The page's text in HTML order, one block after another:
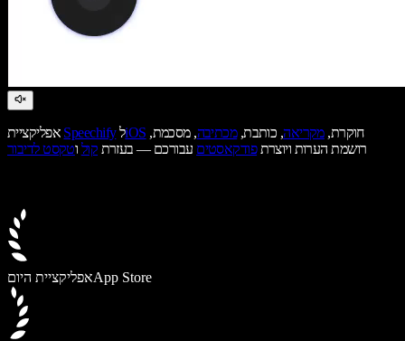
אפליקציית Speechify לiOS חוקרת,מקריאה, כותבת,מכתיבה, מסכמת,
רושמת הערות ויוצרתפודקאסטים עבורכם — בעזרת קול וטקסט לדיבור
אפליקציית היוםApp Store